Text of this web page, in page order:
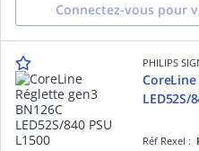
Connectez-vous pour
PHILIPS
CoreLine
LED52S/
Réf Rexel :